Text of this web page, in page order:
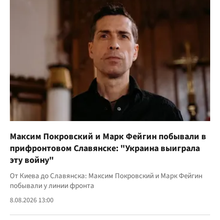
Максим Покровский и Марк Фейгин побывали в
прифронтовом Славянске: "Украина выиграла
эту войну"
От Киева до Славянска: Максим Покровский и Марк Фейгин
побывали у линии фронта
8.08.2026 13:00